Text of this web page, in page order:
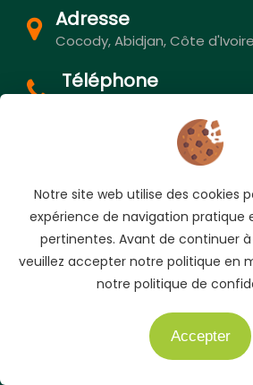
Adresse
Cocody, Abidjan, Côte d'Ivoire
Téléphone
+225 01 40 51 51 04
info@auto.ci
Notre site web utilise des cookies
expérience de navigation pratique
pertinentes. Avant de continuer
veuillez accepter notre politique en
notre politique de
Accepter